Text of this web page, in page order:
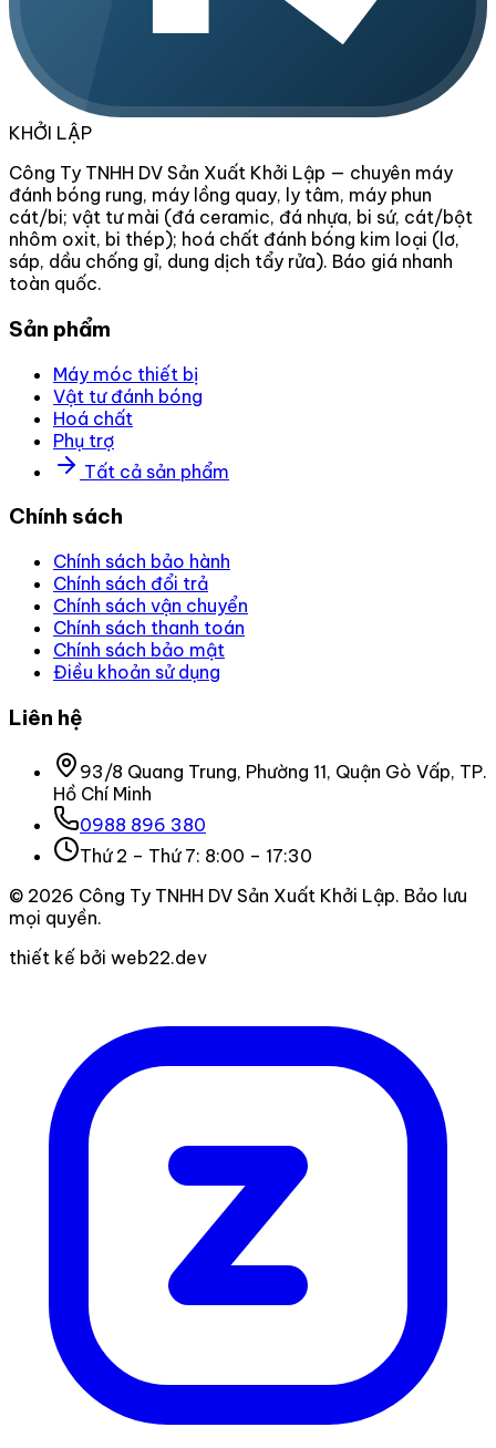
KHỞI LẬP
Công Ty TNHH DV Sản Xuất Khởi Lập — chuyên máy
đánh bóng rung, máy lồng quay, ly tâm, máy phun
cát/bi; vật tư mài (đá ceramic, đá nhựa, bi sứ, cát/bột
nhôm oxit, bi thép); hoá chất đánh bóng kim loại (lơ,
sáp, dầu chống gỉ, dung dịch tẩy rửa). Báo giá nhanh
toàn quốc.
Sản phẩm
Máy móc thiết bị
Vật tư đánh bóng
Hoá chất
Phụ trợ
Tất cả sản phẩm
Chính sách
Chính sách bảo hành
Chính sách đổi trả
Chính sách vận chuyển
Chính sách thanh toán
Chính sách bảo mật
Điều khoản sử dụng
Liên hệ
93/8 Quang Trung, Phường 11, Quận Gò Vấp, TP.
Hồ Chí Minh
0988 896 380
Thứ 2 – Thứ 7: 8:00 – 17:30
© 2026 Công Ty TNHH DV Sản Xuất Khởi Lập. Bảo lưu
mọi quyền.
thiết kế bởi web22.dev